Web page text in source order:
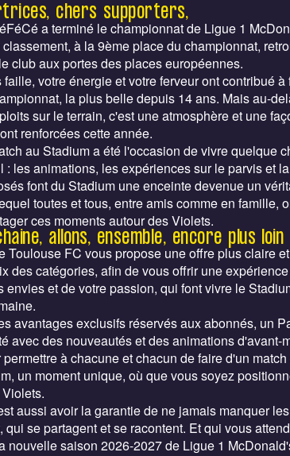
chers supporters,
a terminé le championnat de Ligue 1
à la 9ème place du championnat,
club aux portes des places européennes.
votre énergie et votre ferveur ont contribué à
la plus belle depuis 14 ans. Mais au-
sur le terrain, c'est une atmosphère et une
renforcées cette année.
au Stadium a été l'occasion de vivre quelque
: les animations, les expériences sur le parvis et
font du Stadium une enceinte devenue un
toutes et tous, entre amis comme en famille,
ces moments autour des Violets.
allons, ensemble, encore plus loin
Toulouse FC vous propose une offre plus claire
des catégories, afin de vous offrir une
envies et de votre passion, qui font vivre le
avantages exclusifs réservés aux abonnés, un
avec des nouveautés et des animations d'avant-
à chacune et chacun de faire d'un match
un moment unique, où que vous soyez
aussi avoir la garantie de ne jamais manquer
qui se partagent et se racontent. Et qui vous
nouvelle saison 2026-2027 de Ligue 1